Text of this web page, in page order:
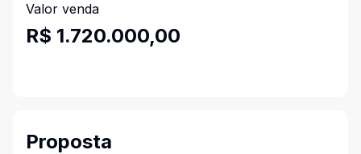
Valor venda
R$ 1.720.000,00
Proposta